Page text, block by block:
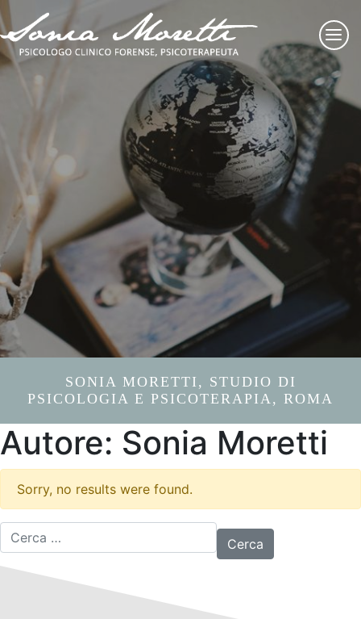
Sonia Moretti
Psicologo clinico forense, psicoterapeuta
SONIA MORETTI, STUDIO DI
PSICOLOGIA E PSICOTERAPIA, ROMA
Autore: Sonia Moretti
Sorry, no results were found.
Ricerca per: